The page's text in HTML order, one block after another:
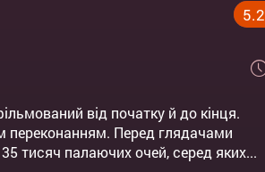
5.2
від початку й до кінця.
переконанням. Перед глядачами
тисяч палаючих очей, серед яких...